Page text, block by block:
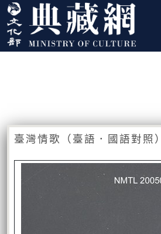
跳到主要內容
:::
臺灣情歌（臺語．國語對照）